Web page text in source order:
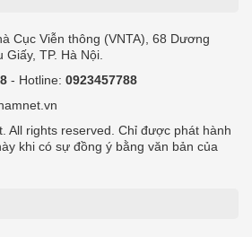
Cục Viễn thông (VNTA), 68 Dương
TP. Hà Nội.
- Hotline: 0923457788
All rights reserved. Chỉ được phát hành
khi có sự đồng ý bằng văn bản của